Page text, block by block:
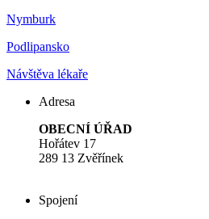
Nymburk
Podlipansko
Návštěva lékaře
Adresa
OBECNÍ ÚŘAD
Hořátev 17
289 13 Zvěřínek
Spojení